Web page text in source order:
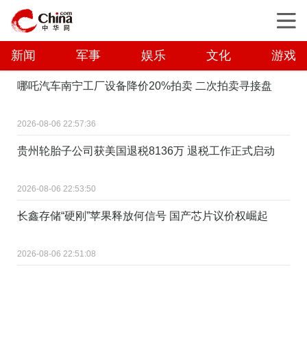
新闻 军事 娱乐 文化 游戏
哪吒汽车南宁工厂设备降价20%拍卖 二次拍卖寻接盘
2026-08-06 22:57:36
贵州轮胎子公司获美国退税8136万 退税工作正式启动
2026-08-06 22:53:50
长鑫存储“硬刚”苹果释放何信号 国产芯片议价权崛起
2026-08-06 22:51:08